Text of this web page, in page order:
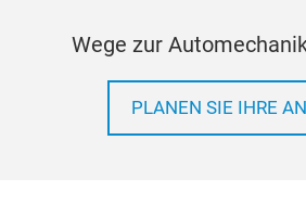
Wege zur
PLANEN SIE IHRE